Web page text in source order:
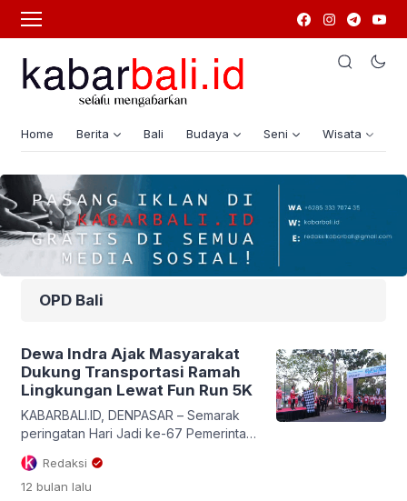
Home Berita Bali Budaya Seni Wisata
OPD Bali
Dewa Indra Ajak Masyarakat
Dukung Transportasi Ramah
Lingkungan Lewat Fun Run 5K
KABARBALI.ID, DENPASAR – Semarak
peringatan Hari Jadi ke-67 Pemerintah
Provinsi Bali diisi dengan kegiatan fun
run 5K bertajuk “Electrify Your Run,
Sustain the Planet” yang digelar di
Redaksi
12 bulan lalu